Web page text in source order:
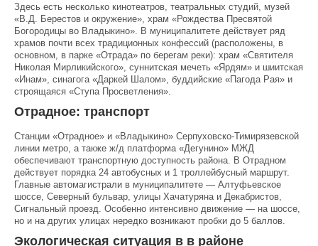
Здесь есть несколько кинотеатров, театральных студий, музей
«В.Д. Берестов и окружение», храм «Рождества Пресвятой
Богородицы во Владыкино». В муниципалитете действует ряд
храмов почти всех традиционных конфессий (расположены, в
основном, в парке «Отрада» по берегам реки): храм «Святителя
Николая Мирликийского», суннитская мечеть «Ярдям» и шиитская
«Инам», синагога «Даркей Шалом», буддийские «Пагода Рая» и
строящаяся «Ступа Просветления».
Отрадное: транспорт
Станции «Отрадное» и «Владыкино» Серпуховско-Тимирязевской
линии метро, а также ж/д платформа «Дегунино» МЖД
обеспечивают транспортную доступность района. В Отрадном
действует порядка 24 автобусных и 1 троллейбусный маршрут.
Главные автомагистрали в муниципалитете — Алтуфьевское
шоссе, Северный бульвар, улицы Хачатуряна и Декабристов,
Сигнальный проезд. Особенно интенсивно движение — на шоссе,
но и на других улицах нередко возникают пробки до 5 баллов.
Экологическая ситуация в в районе